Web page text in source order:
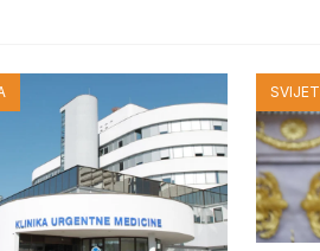
SVIJET